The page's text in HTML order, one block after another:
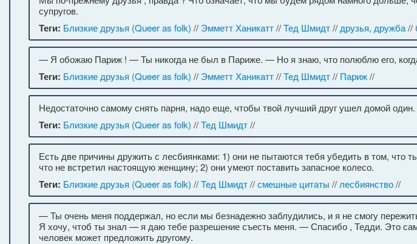
супругов.
Теги: Близкие друзья (Queer as folk) // Эмметт Ханикатт//Тед Шмидт// друзья, дружба//
— Я обожаю Париж ! — Ты никогда не был в Париже. — Но я знаю, что полюблю его,
Теги: Близкие друзья (Queer as folk) // Эмметт Ханикатт//Тед Шмидт// Париж//
Недостаточно самому снять парня, надо еще, чтобы твой лучший друг ушел домой один.
Теги: Близкие друзья (Queer as folk) //Тед Шмидт//
Есть две причины дружить с лесбиянками: 1) они не пытаются тебя убедить в том, что
что не встретил настоящую женщину; 2) они умеют поставить запасное колесо.
Теги: Близкие друзья (Queer as folk) //Тед Шмидт//смешные цитаты // лесбиянство//
— Ты очень меня поддержал, но если мы безнадежно заблудились, и я не смогу
Я хочу, чтоб ты знал — я даю тебе разрешение съесть меня. — Спасибо , Тедди. Это
человек может предложить другому.